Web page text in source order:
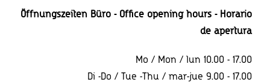
Öffnungszeiten Büro - Office opening hours - Horario
de apertura
Mo / Mon / lun 10.00 - 17.00
Di -Do / Tue -Thu / mar-jue 9.00 - 17.00